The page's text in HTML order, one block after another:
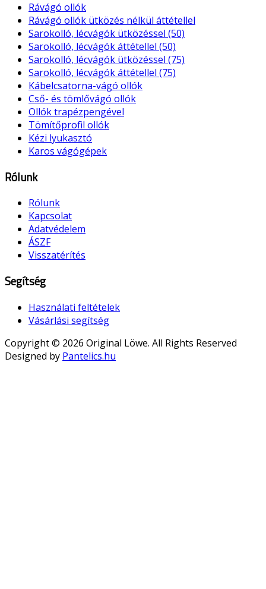
Rávágó ollók
Rávágó ollók ütközés nélkül áttétellel
Sarokolló, lécvágók ütközéssel (50)
Sarokolló, lécvágók áttétellel (50)
Sarokolló, lécvágók ütközéssel (75)
Sarokolló, lécvágók áttétellel (75)
Kábelcsatorna-vágó ollók
Cső- és tömlővágó ollók
Ollók trapézpengével
Tömítőprofil ollók
Kézi lyukasztó
Karos vágógépek
Rólunk
Rólunk
Kapcsolat
Adatvédelem
ÁSZF
Visszatérítés
Segítség
Használati feltételek
Vásárlási segítség
Copyright © 2026 Original Löwe. All Rights Reserved
Designed by Pantelics.hu